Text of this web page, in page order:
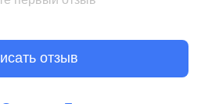
отзыв